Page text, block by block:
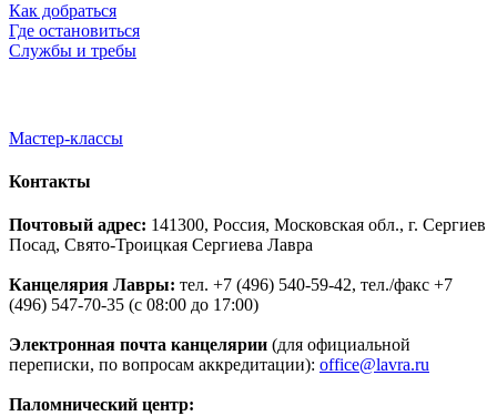
Как добраться
Где остановиться
Службы и требы
Мастер-классы
Контакты
Почтовый адрес: 141300, Россия, Московская обл., г. Сергиев
Посад, Свято-Троицкая Сергиева Лавра
Канцелярия Лавры: тел. +7 (496) 540-59-42, тел./факс +7
(496) 547-70-35 (с 08:00 до 17:00)
Электронная почта канцелярии (для официальной
переписки, по вопросам аккредитации): office@lavra.ru
Паломнический центр: